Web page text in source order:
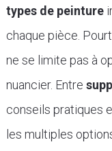
types de peinture
chaque pièce.
ne se limite pas à
nuancier. Entre
conseils pratiques
les multiples